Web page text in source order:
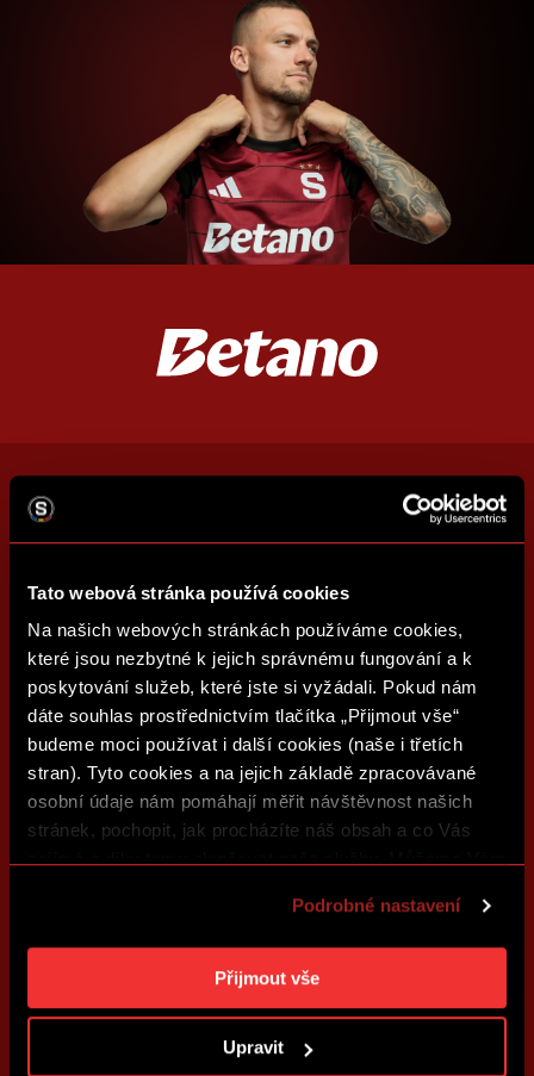
Tato webová stránka používá cookies
Na našich webových stránkách používáme cookies,
které jsou nezbytné k jejich správnému fungování a k
poskytování služeb, které jste si vyžádali. Pokud nám
dáte souhlas prostřednictvím tlačítka „Přijmout vše“
budeme moci používat i další cookies (naše i třetích
stran). Tyto cookies a na jejich základě zpracovávané
osobní údaje nám pomáhají měřit návštěvnost našich
stránek, pochopit, jak procházíte náš obsah a co Vás
reklamu na základě Vašich preferencí. Jednotlivé
cookies a účely zpracování si můžete nastavit v
„Podrobném nastavení“. Nastavení cookies si můžete
kdykoliv změnit. Jak takovou úpravu provést a další
Podrobné nastavení
Přijmout vše
Upravit